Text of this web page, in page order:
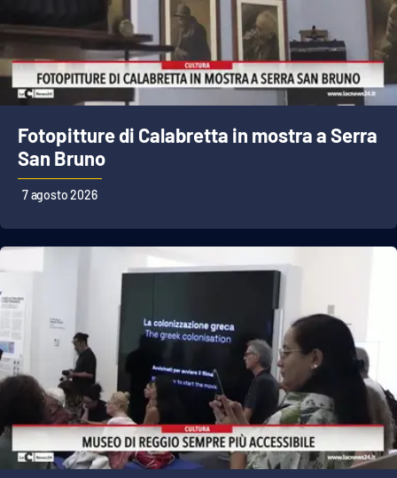
Good Morning Vietnam
Parchi Marini Calabria
Imprese Di Calabria
Le perfidie di Antonella Grippo
Venti di comunicazione
STREAMING
LaC TV
LaC Network
LaC OnAir
Fotopitture di Calabretta in mostra a Serra
San Bruno
7 agosto 2026